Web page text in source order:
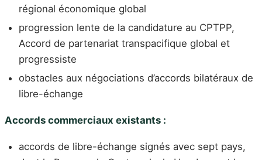
régional économique global
progression lente de la candidature au CPTPP,
Accord de partenariat transpacifique global et
progressiste
obstacles aux négociations d’accords bilatéraux de
libre-échange
Accords commerciaux existants :
accords de libre-échange signés avec sept pays,